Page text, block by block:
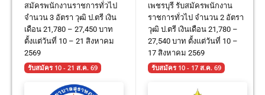
สมัครพนักงานราชการทั่วไป
จำนวน 3 อัตรา วุฒิ ป.ตรี เงิน
เดือน 21,780 – 27,450 บาท
ตั้งแต่วันที่ 10 – 21 สิงหาคม
2569
รับสมัคร 10 - 21 ส.ค. 69
เพชรบุรี รับสมัครพนักงาน
ราชการทั่วไป จำนวน 2 อัตรา
วุฒิ ป.ตรี เงินเดือน 21,780 –
27,540 บาท ตั้งแต่วันที่ 10 –
17 สิงหาคม 2569
รับสมัคร 10 - 17 ส.ค. 69